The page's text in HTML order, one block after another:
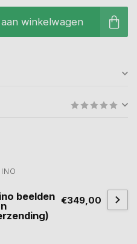
winkelwagen
beelden €349,00